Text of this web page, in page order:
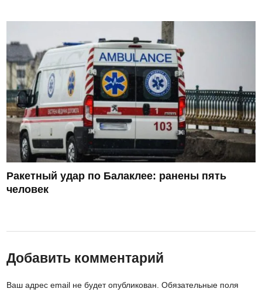
Ракетный удар по Балаклее: ранены пять
человек
Добавить комментарий
Ваш адрес email не будет опубликован. Обязательные поля